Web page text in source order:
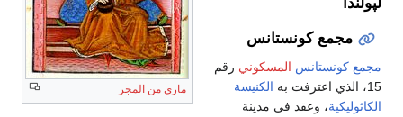
ماري من المجر
مجمع كونستانس
مجمع كونستانس المسكوني رقم
15، الذي اعترفت به
الكنيسة
الكاثوليكية، وعقد في مدينة